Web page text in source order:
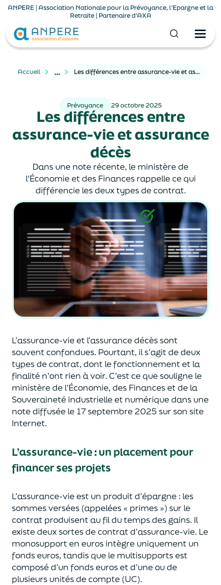
ANPERE | Association Nationale pour la Prévoyance, l'Epargne et la
Retraite | Partenaire d'AXA
Accueil ... Les différences entre assurance-vie et assurance décès
Prévoyance 29 octobre 2025
Les différences entre
assurance-vie et assurance
décès
Dans une note récente, le ministère de
l'Économie et des Finances rappelle ce qui
différencie les deux types de contrat.
L’assurance-vie et l’assurance décès sont
souventconfondues. Pourtant, il s’agit de deux
types de contrat, dont le fonctionnement et la
finalité n’ont rien à voir. C’est ce que souligne le
ministère de l'Économie, des Financeset de la
Souveraineté industrielle et numériquedans une
note diffusée le 17 septembre 2025 sur son site
Internet.
L’assurance-vie : un placement pour
financer ses projets
L’assurance-vie est un produit d’épargne : les
sommes versées (appelées « primes ») sur le
contrat produisent au fil du temps des gains. Il
existe deux sortesde contrat d’assurance-vie. Le
monosupport en euros intègre uniquement un
fonds euros, tandis que le multisupports est
composé d’un fonds euros et d’une ou de
plusieurs unités de compte (UC).